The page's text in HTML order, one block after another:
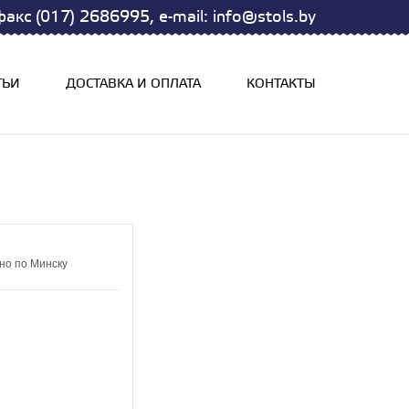
(017) 2686995, e-mail: info@stols.by
ДОСТАВКА И ОПЛАТА КОНТАКТЫ
по Минску